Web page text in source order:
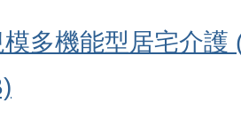
多機能型居宅介護